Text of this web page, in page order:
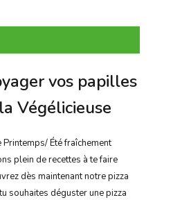
vos papilles
Végélicieuse
Été fraîchement
plein de recettes à te faire
dès maintenant notre pizza
souhaites déguster une pizza